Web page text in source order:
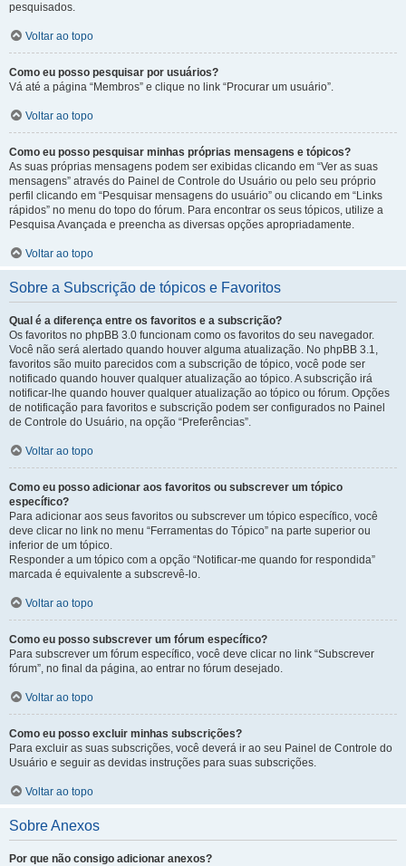
pesquisados.
Voltar ao topo
Como eu posso pesquisar por usuários?
Vá até a página “Membros” e clique no link “Procurar um usuário”.
Voltar ao topo
Como eu posso pesquisar minhas próprias mensagens e tópicos?
As suas próprias mensagens podem ser exibidas clicando em “Ver as suas
mensagens” através do Painel de Controle do Usuário ou pelo seu próprio
perfil clicando em “Pesquisar mensagens do usuário” ou clicando em “Links
rápidos” no menu do topo do fórum. Para encontrar os seus tópicos, utilize a
Pesquisa Avançada e preencha as diversas opções apropriadamente.
Voltar ao topo
Sobre a Subscrição de tópicos e Favoritos
Qual é a diferença entre os favoritos e a subscrição?
Os favoritos no phpBB 3.0 funcionam como os favoritos do seu navegador.
Você não será alertado quando houver alguma atualização. No phpBB 3.1,
favoritos são muito parecidos com a subscrição de tópico, você pode ser
notificado quando houver qualquer atualização ao tópico. A subscrição irá
notificar-lhe quando houver qualquer atualização ao tópico ou fórum. Opções
de notificação para favoritos e subscrição podem ser configurados no Painel
de Controle do Usuário, na opção “Preferências”.
Voltar ao topo
Como eu posso adicionar aos favoritos ou subscrever um tópico
específico?
Para adicionar aos seus favoritos ou subscrever um tópico específico, você
deve clicar no link no menu “Ferramentas do Tópico” na parte superior ou
inferior de um tópico.
Responder a um tópico com a opção “Notificar-me quando for respondida”
marcada é equivalente a subscrevê-lo.
Voltar ao topo
Como eu posso subscrever um fórum específico?
Para subscrever um fórum específico, você deve clicar no link “Subscrever
fórum”, no final da página, ao entrar no fórum desejado.
Voltar ao topo
Como eu posso excluir minhas subscrições?
Para excluir as suas subscrições, você deverá ir ao seu Painel de Controle do
Usuário e seguir as devidas instruções para suas subscrições.
Voltar ao topo
Sobre Anexos
Por que não consigo adicionar anexos?